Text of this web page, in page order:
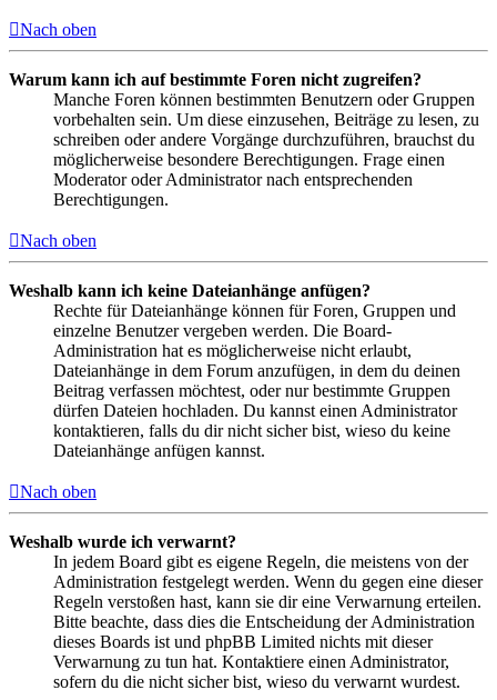
Nach oben
Warum kann ich auf bestimmte Foren nicht zugreifen?
Manche Foren können bestimmten Benutzern oder Gruppen
vorbehalten sein. Um diese einzusehen, Beiträge zu lesen, zu
schreiben oder andere Vorgänge durchzuführen, brauchst du
möglicherweise besondere Berechtigungen. Frage einen
Moderator oder Administrator nach entsprechenden
Berechtigungen.
Nach oben
Weshalb kann ich keine Dateianhänge anfügen?
Rechte für Dateianhänge können für Foren, Gruppen und
einzelne Benutzer vergeben werden. Die Board-
Administration hat es möglicherweise nicht erlaubt,
Dateianhänge in dem Forum anzufügen, in dem du deinen
Beitrag verfassen möchtest, oder nur bestimmte Gruppen
dürfen Dateien hochladen. Du kannst einen Administrator
kontaktieren, falls du dir nicht sicher bist, wieso du keine
Dateianhänge anfügen kannst.
Nach oben
Weshalb wurde ich verwarnt?
In jedem Board gibt es eigene Regeln, die meistens von der
Administration festgelegt werden. Wenn du gegen eine dieser
Regeln verstoßen hast, kann sie dir eine Verwarnung erteilen.
Bitte beachte, dass dies die Entscheidung der Administration
dieses Boards ist und phpBB Limited nichts mit dieser
Verwarnung zu tun hat. Kontaktiere einen Administrator,
sofern du die nicht sicher bist, wieso du verwarnt wurdest.